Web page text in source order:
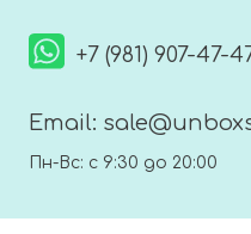
+7 (981) 907-47-
Email:
Пн-Вс: с 9:30 до 20:00